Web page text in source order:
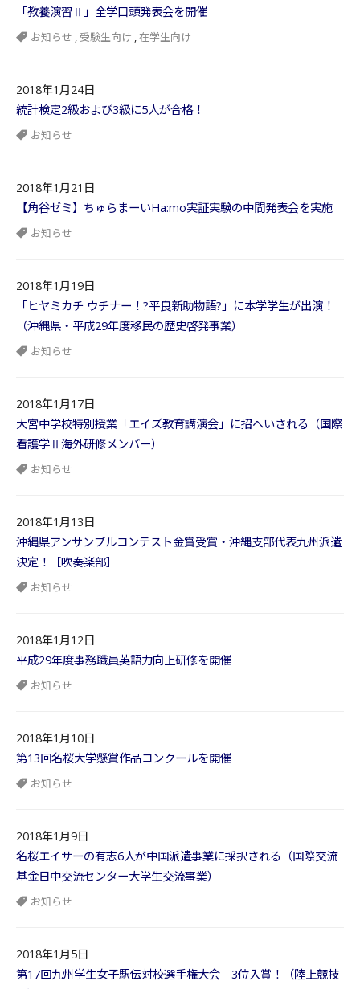
「教養演習Ⅱ」全学口頭発表会を開催
お知らせ , 受験生向け ,在学生向け
2018年1月24日
統計検定2級および3級に5人が合格！
お知らせ
2018年1月21日
【角谷ゼミ】ちゅらまーいHa:mo実証実験の中間発表会を実施
お知らせ
2018年1月19日
「ヒヤミカチ ウチナー！?平良新助物語?」に本学学生が出演！
（沖縄県・平成29年度移民の歴史啓発事業）
お知らせ
2018年1月17日
大宮中学校特別授業「エイズ教育講演会」に招へいされる（国際
看護学Ⅱ海外研修メンバー）
お知らせ
2018年1月13日
沖縄県アンサンブルコンテスト金賞受賞・沖縄支部代表九州派遣
決定！［吹奏楽部］
お知らせ
2018年1月12日
平成29年度事務職員英語力向上研修を開催
お知らせ
2018年1月10日
第13回名桜大学懸賞作品コンクールを開催
お知らせ
2018年1月9日
名桜エイサーの有志6人が中国派遣事業に採択される（国際交流
基金日中交流センター大学生交流事業）
お知らせ
2018年1月5日
第17回九州学生女子駅伝対校選手権大会 3位入賞！（陸上競技